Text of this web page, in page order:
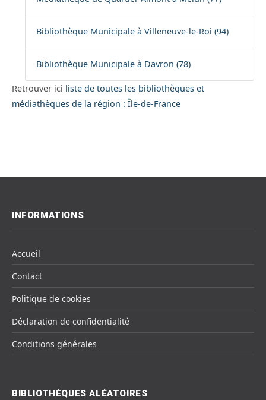
Bibliothèque Municipale à Villeneuve-le-Roi (94)
Bibliothèque Municipale à Davron (78)
Retrouver ici liste de toutes les bibliothèques et
médiathèques de la région : Île-de-France
INFORMATIONS
Accueil
Contact
Politique de cookies
Déclaration de confidentialité
Conditions générales
BIBLIOTHÈQUES ALÉATOIRES